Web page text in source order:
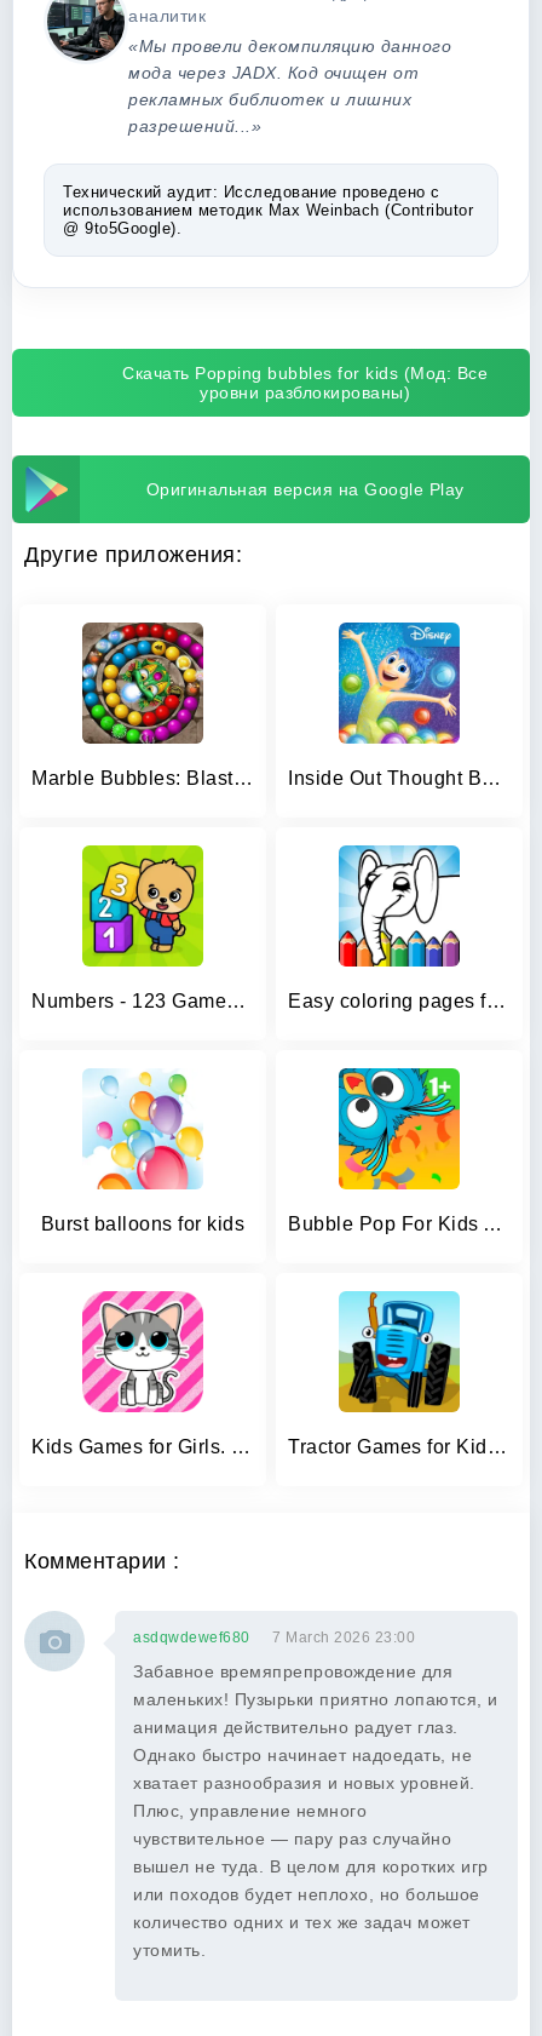
аналитик
«Мы провели декомпиляцию данного
мода через JADX. Код очищен от
рекламных библиотек и лишних
разрешений...»
Технический аудит: Исследование проведено с
использованием методик Max Weinbach (Contributor
@ 9to5Google).
Скачать Popping bubbles for kids (Мод: Все
уровни разблокированы)
Оригинальная версия на Google Play
Другие приложения:
Marble Bubbles: Blast Pop Game Inside Out Thought Bubbles
Numbers - 123 Games for Kids Easy coloring pages for kids
Burst balloons for kids Bubble Pop For Kids And Babies
Kids Games for Girls. Puzzles Tractor Games for Kids & Baby!
Комментарии :
asdqwdewef680 7 March 2026 23:00
Забавное времяпрепровождение для
маленьких! Пузырьки приятно лопаются, и
анимация действительно радует глаз.
Однако быстро начинает надоедать, не
хватает разнообразия и новых уровней.
Плюс, управление немного
чувствительное — пару раз случайно
вышел не туда. В целом для коротких игр
или походов будет неплохо, но большое
количество одних и тех же задач может
утомить.